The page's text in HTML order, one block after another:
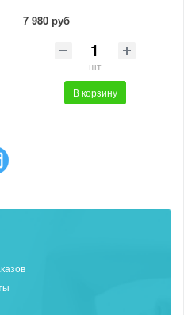
7 980 руб
шт
В корзину